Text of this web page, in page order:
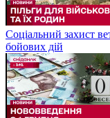
Соціальний захист
бойових дій